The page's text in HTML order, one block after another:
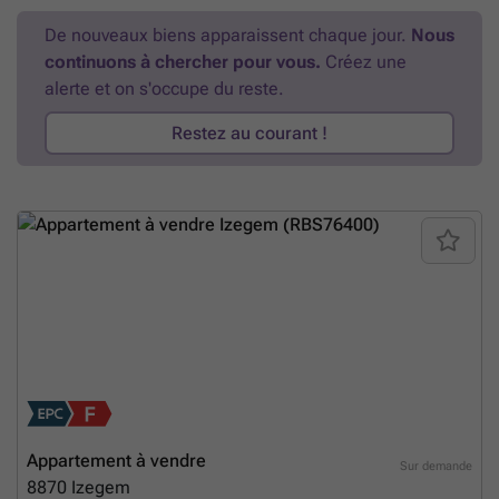
De nouveaux biens apparaissent chaque jour. Nous
continuons à chercher pour vous. Créez une
alerte et on s'occupe du reste.
Restez au courant !
Sur demande
Appartement à vendre
8870 Izegem